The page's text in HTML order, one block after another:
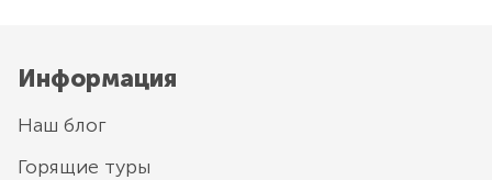
Информация
Наш блог
Горящие туры